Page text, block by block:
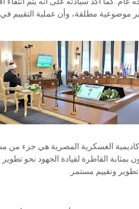
موضوعية مطلقة، وأن عملية التقييم
العسكرية المصرية هي جزء من
بمثابة القاطرة لقيادة الجهود نحو
تطوير وتقييم مستمر.